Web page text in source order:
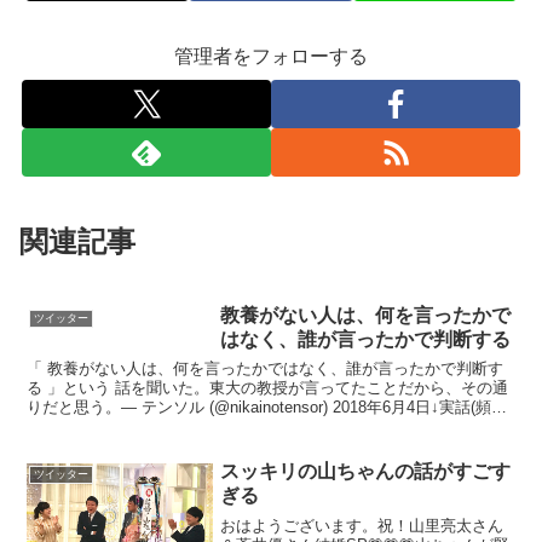
管理者をフォローする
関連記事
ツイッター
教養がない人は、何を言ったかで
はなく、誰が言ったかで判断する
「 教養がない人は、何を言ったかではなく、誰が言ったかで判断す
る 」という 話を聞いた。東大の教授が言ってたことだから、その通
りだと思う。— テンソル (@nikainotensor) 2018年6月4日↓実話(頻出)
ツイッター
スッキリの山ちゃんの話がすごす
ぎる
おはようございます。祝！山里亮太さん